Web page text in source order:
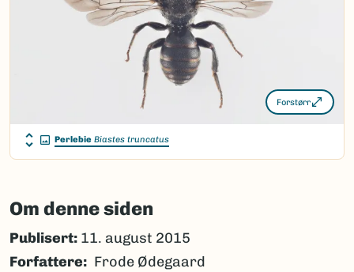
Forstørr
Perlebie Biastes truncatus
Om denne siden
Publisert: 11. august 2015
Forfattere
Frode Ødegaard